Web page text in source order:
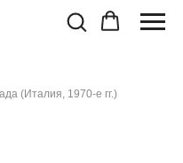
(Италия, 1970-е гг.)